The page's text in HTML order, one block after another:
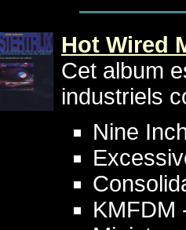
Hot Wired
Cet album
industriels
Nine
KMFDM